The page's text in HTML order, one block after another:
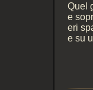
Quel
e
eri
e su